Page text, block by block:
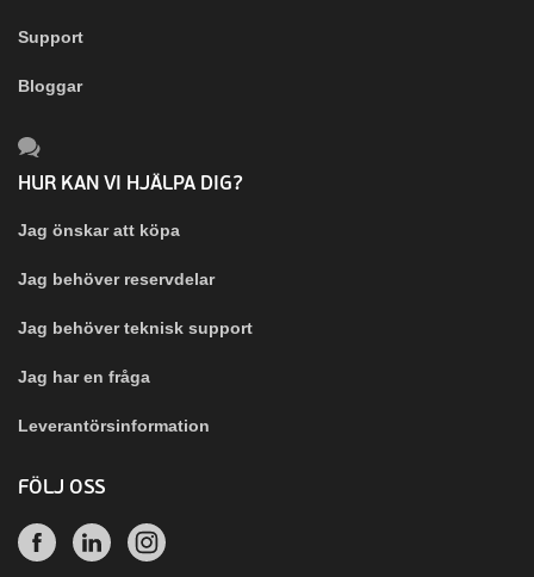
Support
Bloggar
HUR KAN VI HJÄLPA DIG?
Jag önskar att köpa
Jag behöver reservdelar
Jag behöver teknisk support
Jag har en fråga
Leverantörsinformation
FÖLJ OSS